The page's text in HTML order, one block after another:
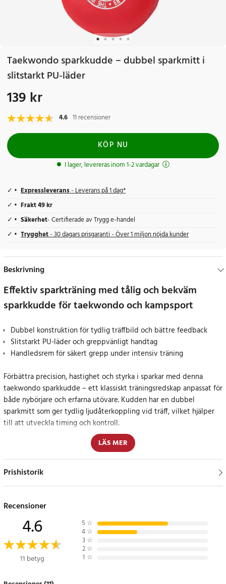
Taekwondo sparkkudde – dubbel sparkmitt i
slitstarkt PU-läder
Pris:139 kr
139 kr
4.6 11 recensioner
KÖP NU
I lager, levereras inom 1-2 vardagar
Expressleverans- Leverans på 1 dag*
Frakt 49 kr
Säkerhet- Certifierade av Trygg e-handel
Trygghet- 30 dagars prisgaranti - Över 1 miljon nöjda kunder
Beskrivning
Effektiv sparkträning med tålig och bekväm
sparkkudde för taekwondo och kampsport
Dubbel konstruktion för tydlig träffbild och bättre feedback
Slitstarkt PU-läder och greppvänligt handtag
Handledsrem för säkert grepp under intensiv träning
Förbättra precision, hastighet och styrka i sparkar med denna
taekwondo sparkkudde – ett klassiskt träningsredskap anpassat för
både nybörjare och erfarna utövare. Kudden har en dubbel
sparkmitt som ger tydlig ljudåterkoppling vid träff, vilket hjälper
till att utveckla timing och kontroll.
Tillverkningen i slitstarkt PU-läder ger ett yttre som tål frekvent
användning och kraftfulla sparkar. Det greppvänliga handtaget gör
kudden bekväm att hålla under längre pass, samtidigt som
inom taekwondo, men passar även utmärkt för andra
sparkbaserade discipliner som kickboxning och karate.
Funktionell design som möter höga krav i träningen
LÄS MER
Prishistorik
Recensioner
4.6
11 betyg
5 ☆
4 ☆
3 ☆
2 ☆
1 ☆